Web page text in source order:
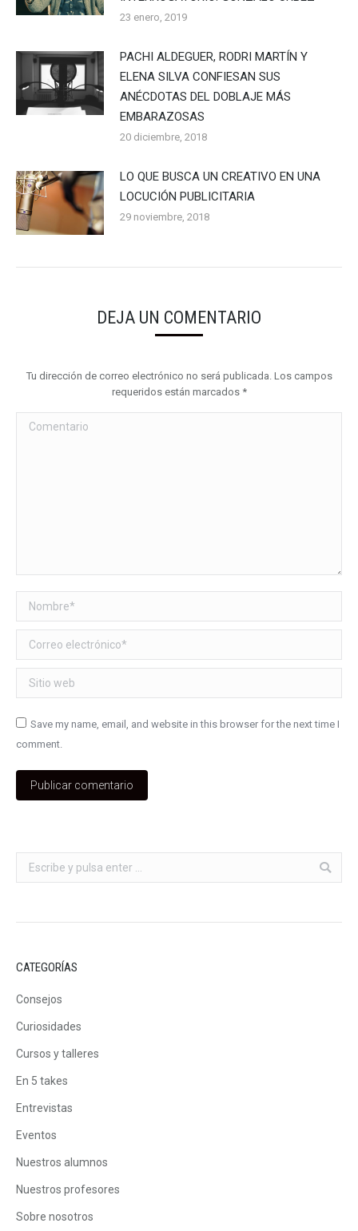
23 enero, 2019
PACHI ALDEGUER, RODRI MARTÍN Y
ELENA SILVA CONFIESAN SUS
ANÉCDOTAS DEL DOBLAJE MÁS
EMBARAZOSAS
20 diciembre, 2018
LO QUE BUSCA UN CREATIVO EN UNA
LOCUCIÓN PUBLICITARIA
29 noviembre, 2018
DEJA UN COMENTARIO
Tu dirección de correo electrónico no será publicada. Los campos
requeridos están marcados *
Comentario
Nombre *
Correo electrónico *
Sitio web
Save my name, email, and website in this browser for the next time I
comment.
Publicar comentario
Buscar:
CATEGORÍAS
Consejos
Curiosidades
Cursos y talleres
En 5 takes
Entrevistas
Eventos
Nuestros alumnos
Nuestros profesores
Sobre nosotros